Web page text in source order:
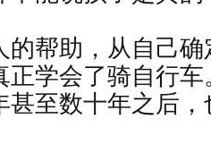
帮助，从自己确
正学会了骑自行
甚至数十年之后